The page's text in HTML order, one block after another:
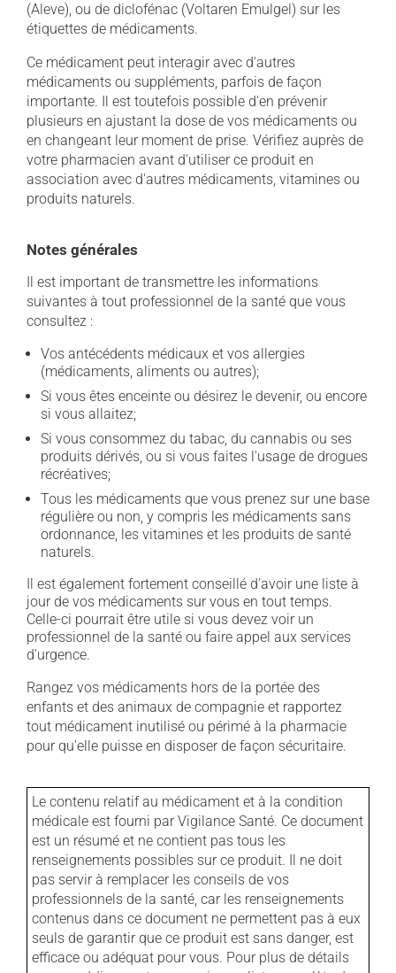
(Aleve), ou de diclofénac (Voltaren Emulgel) sur les
étiquettes de médicaments.
Ce médicament peut interagir avec d'autres
médicaments ou suppléments, parfois de façon
importante. Il est toutefois possible d'en prévenir
plusieurs en ajustant la dose de vos médicaments ou
en changeant leur moment de prise. Vérifiez auprès de
votre pharmacien avant d'utiliser ce produit en
association avec d'autres médicaments, vitamines ou
produits naturels.
Notes générales
Il est important de transmettre les informations
suivantes à tout professionnel de la santé que vous
consultez :
Vos antécédents médicaux et vos allergies
(médicaments, aliments ou autres);
Si vous êtes enceinte ou désirez le devenir, ou encore
si vous allaitez;
Si vous consommez du tabac, du cannabis ou ses
produits dérivés, ou si vous faites l'usage de drogues
récréatives;
Tous les médicaments que vous prenez sur une base
régulière ou non, y compris les médicaments sans
ordonnance, les vitamines et les produits de santé
naturels.
Il est également fortement conseillé d'avoir une liste à
jour de vos médicaments sur vous en tout temps.
Celle-ci pourrait être utile si vous devez voir un
professionnel de la santé ou faire appel aux services
d'urgence.
Rangez vos médicaments hors de la portée des
enfants et des animaux de compagnie et rapportez
tout médicament inutilisé ou périmé à la pharmacie
pour qu'elle puisse en disposer de façon sécuritaire.
Le contenu relatif au médicament et à la condition
médicale est fourni par Vigilance Santé. Ce document
est un résumé et ne contient pas tous les
renseignements possibles sur ce produit. Il ne doit
pas servir à remplacer les conseils de vos
professionnels de la santé, car les renseignements
contenus dans ce document ne permettent pas à eux
seuls de garantir que ce produit est sans danger, est
efficace ou adéquat pour vous. Pour plus de détails